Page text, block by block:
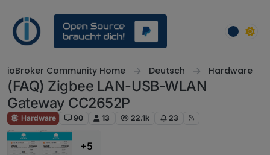
ioBroker Community Home Deutsch Hardware
(FAQ) Zigbee LAN-USB-WLAN
Gateway CC2652P
Hardware 90 13 22.1k 23
+5